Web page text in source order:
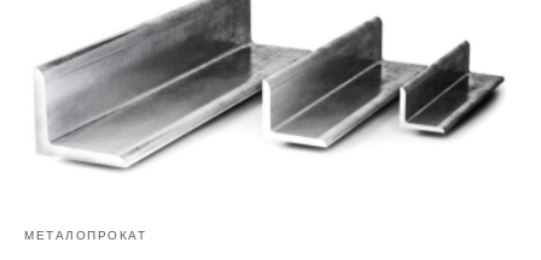
МЕТАЛОПРОКАТ